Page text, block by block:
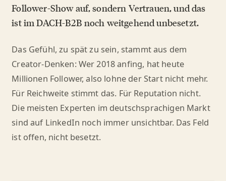
Follower-Show auf, sondern Vertrauen, und das
ist im DACH-B2B noch weitgehend unbesetzt.
Das Gefühl, zu spät zu sein, stammt aus dem
Creator-Denken: Wer 2018 anfing, hat heute
Millionen Follower, also lohne der Start nicht mehr.
Für Reichweite stimmt das. Für Reputation nicht.
Die meisten Experten im deutschsprachigen Markt
sind auf LinkedIn noch immer unsichtbar. Das Feld
ist offen, nicht besetzt.